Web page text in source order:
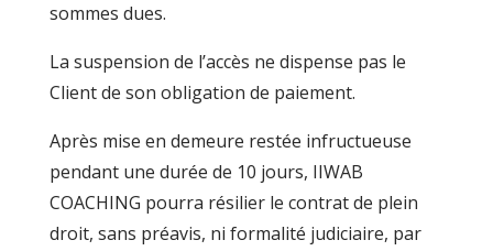
sommes dues.
La suspension de l’accès ne dispense pas le
Client de son obligation de paiement.
Après mise en demeure restée infructueuse
pendant une durée de 10 jours, IIWAB
COACHING pourra résilier le contrat de plein
droit, sans préavis, ni formalité judiciaire, par